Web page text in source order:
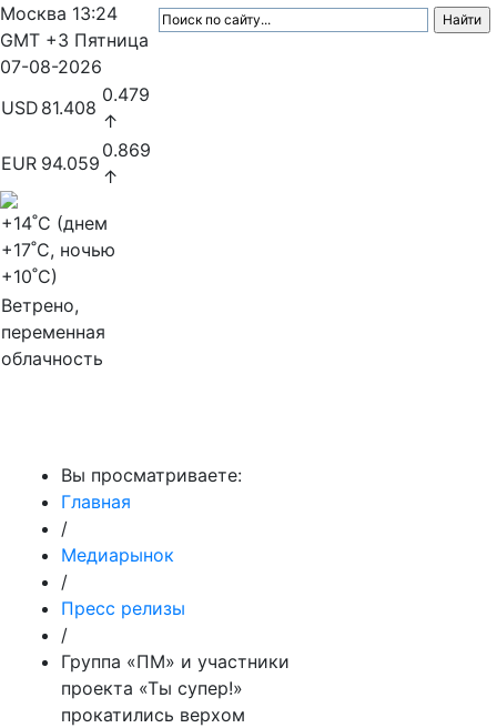
Москва 13:24
GMT +3 Пятница
07-08-2026
USD 81.408
0.479
↑
EUR 94.059
0.869
↑
+14˚C (днем
+17˚C, ночью
+10˚C)
Ветрено,
переменная
облачность
Вы просматриваете:
Главная
/
Медиарынок
/
Пресс релизы
/
Группа «ПМ» и участники
проекта «Ты супер!»
прокатились верхом